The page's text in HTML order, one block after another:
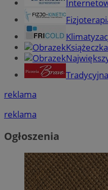
reklama
reklama
Ogłoszenia